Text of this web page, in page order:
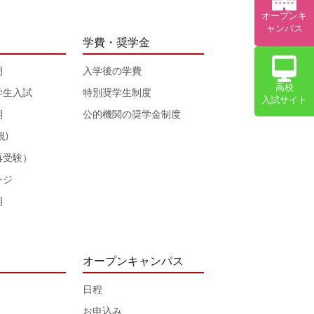
生入試
)
験）
ジ
学費・奨学金
入学後の学費
特別奨学生制度
公的機関の奨学金制度
オープンキャンパス
日程
お申込み
オープンキ
ャンパス
高校
入試サイト